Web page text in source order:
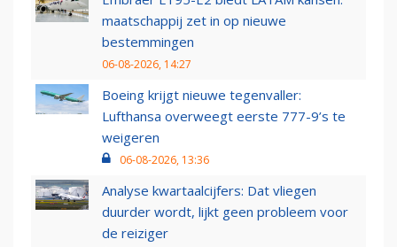
maatschappij zet in op nieuwe
bestemmingen
06-08-2026, 14:27
Boeing krijgt nieuwe tegenvaller:
Lufthansa overweegt eerste 777-9’s te
weigeren
06-08-2026, 13:36
Analyse kwartaalcijfers: Dat vliegen
duurder wordt, lijkt geen probleem voor
de reiziger